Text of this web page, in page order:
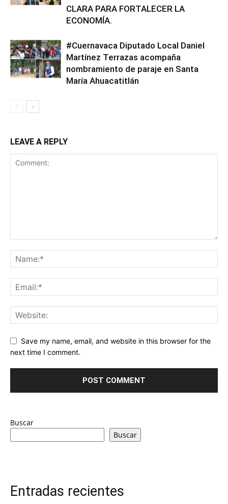
CLARA PARA FORTALECER LA
ECONOMÍA.
#Cuernavaca Diputado Local Daniel
Martínez Terrazas acompaña
nombramiento de paraje en Santa
María Ahuacatitlán
LEAVE A REPLY
Save my name, email, and website in this browser for the
next time I comment.
Buscar
Buscar
Entradas recientes